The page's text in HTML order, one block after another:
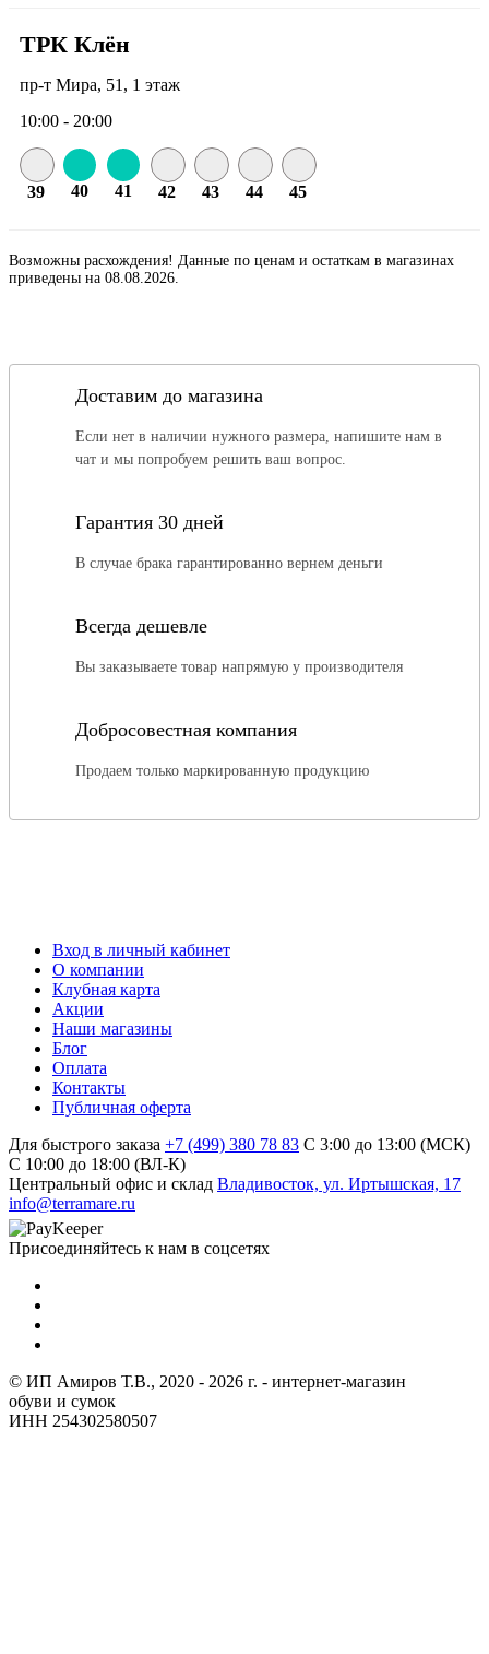
ТРК Клён
пр-т Мира, 51, 1 этаж
10:00 - 20:00
39 40 41 42 43 44 45
Возможны расхождения! Данные по ценам и остаткам в магазинах
приведены на 08.08.2026.
Доставим до магазина
Если нет в наличии нужного размера, напишите нам в
чат и мы попробуем решить ваш вопрос.
Гарантия 30 дней
В случае брака гарантированно вернем деньги
Всегда дешевле
Вы заказываете товар напрямую у производителя
Добросовестная компания
Продаем только маркированную продукцию
Вход в личный кабинет
О компании
Клубная карта
Акции
Наши магазины
Блог
Оплата
Контакты
Публичная оферта
Для быстрого заказа +7 (499) 380 78 83 С 3:00 до 13:00 (МСК)
C 10:00 до 18:00 (ВЛ-К)
Центральный офис и склад Владивосток, ул. Иртышская, 17
info@terramare.ru
Присоединяйтесь к нам в соцсетях
© ИП Амиров Т.В., 2020 - 2026 г. - интернет-магазин
обуви и сумок
ИНН 254302580507